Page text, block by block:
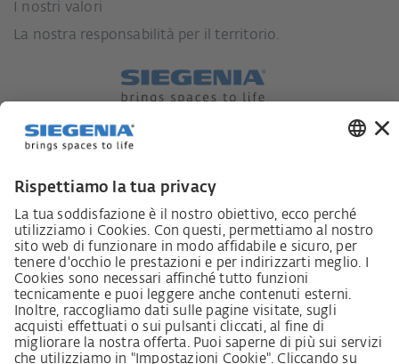
I nostri valori
La nostra responsabilità per il territorio.
Lieferkettensorgfaltspflichtengesetz
Lieferantenkodex
LkSG-Merkblatt für Lieferanten
Grundsatzerklärung Menschenrechtsstrategie
Beschwerdeverfahren